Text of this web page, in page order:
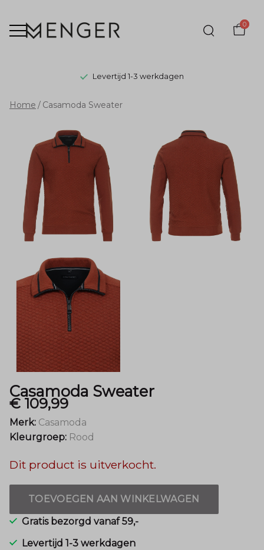
0
Levertijd 1-3 werkdagen
Casamoda
Sweater
Menger
Mode
Home Casamoda Sweater
Casamoda Sweater
€ 109,99
Merk: Casamoda
Kleurgroep: Rood
Dit product is uitverkocht.
TOEVOEGEN AAN WINKELWAGEN
Gratis bezorgd vanaf 59,-
Levertijd 1-3 werkdagen